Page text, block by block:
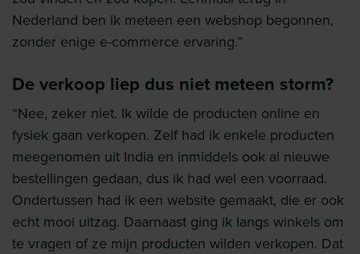
Nederland ben ik meteen een webshop begonnen,
zonder enige e-commerce ervaring.”
De verkoop liep dus niet meteen storm?
“Nee, zeker niet. Ik wilde de producten online en
fysiek gaan verkopen. Zelf had ik enkele producten
meegenomen uit India en inmiddels ook al nieuwe
bestellingen gedaan, dus ik had wel een voorraad.
Ondertussen had ik een website gemaakt, die er ook
echt mooi uitzag. Daarnaast ging ik langs winkels om
te vragen of ze mijn producten wilden verkopen. Dat